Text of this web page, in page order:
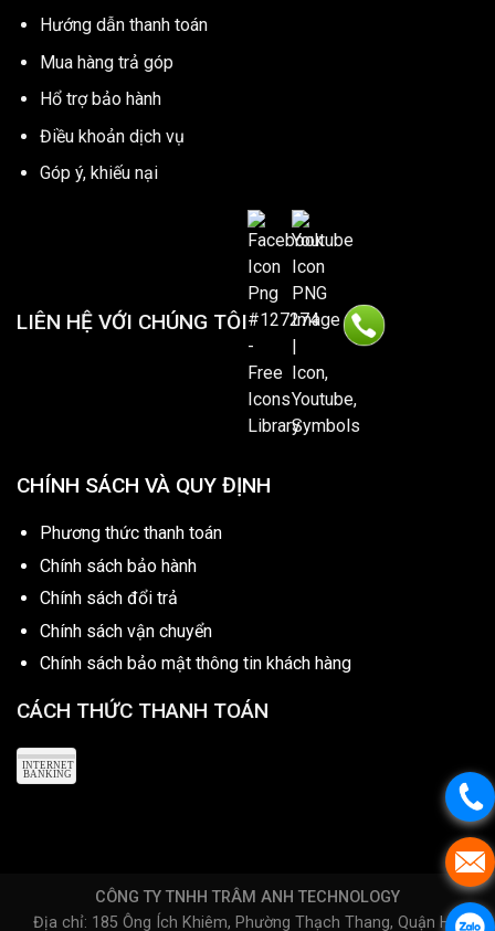
Hướng dẫn thanh toán
Mua hàng trả góp
Hổ trợ bảo hành
Điều khoản dịch vụ
Góp ý, khiếu nại
LIÊN HỆ VỚI CHÚNG TÔI
CHÍNH SÁCH VÀ QUY ĐỊNH
Phương thức thanh toán
Chính sách bảo hành
Chính sách đổi trả
Chính sách vận chuyển
Chính sách bảo mật thông tin khách hàng
CÁCH THỨC THANH TOÁN
CÔNG TY TNHH TRÂM ANH TECHNOLOGY
Địa chỉ: 185 Ông Ích Khiêm, Phường Thạch Thang, Quận Hải